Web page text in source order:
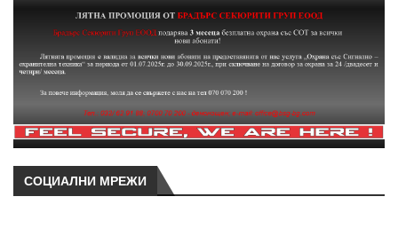
СОЦИАЛНИ МРЕЖИ